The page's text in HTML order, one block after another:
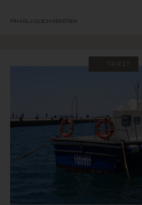
FRIAUL-JULISCH VENETIEN
TRIEST